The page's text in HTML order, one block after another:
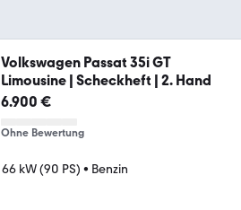
Volkswagen Passat 35i GT
Limousine | Scheckheft | 2. Hand
6.900 €
Ohne Bewertung
66 kW (90 PS) • Benzin